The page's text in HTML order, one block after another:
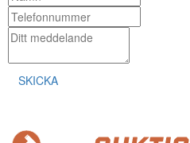
SKICKA